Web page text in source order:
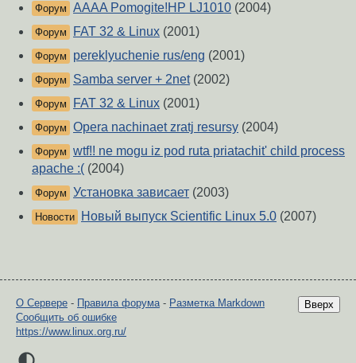
Форум AAAA Pomogite!HP LJ1010 (2004)
Форум FAT 32 & Linux (2001)
Форум pereklyuchenie rus/eng (2001)
Форум Samba server + 2net(2002)
Форум FAT 32 & Linux (2001)
Форум Opera nachinaet zratj resursy (2004)
Форум wtf!! ne mogu iz pod ruta priatachit' child process
apache :( (2004)
Форум Установка зависает (2003)
Новости Новый выпуск Scientific Linux 5.0 (2007)
Вверх
О Сервере - Правила форума- Разметка Markdown
Сообщить об ошибке
https://www.linux.org.ru/